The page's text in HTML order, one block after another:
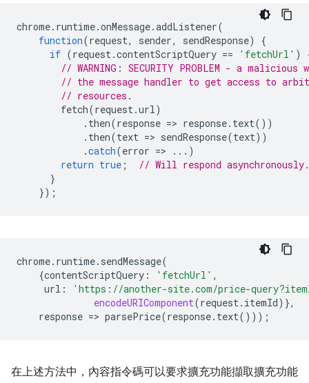
chrome. runtime.onMessage.addListener(
function(request, sender, sendResponse)
{
if (request.contentScriptQuery == 'fetchUrl' )
// WARNING: SECURITY PROBLEM - a malicious
// the message handler to get access to
// resources.
fetch(request.url)
. then(response => response. text())
. then(text => sendResponse(text))
.catch(error =>
...)
return true ;
// Will respond asynchronously.
}
});
chrome. runtime. sendMessage(
{contentScriptQuery : 'fetchUrl' ,
url :
'https://another-site.com/price-
encodeURIComponent(request. itemId)},
response => parsePrice(response. text()));
在上述方法中，內容指令碼可以要求擴充功能擷取擴充功能